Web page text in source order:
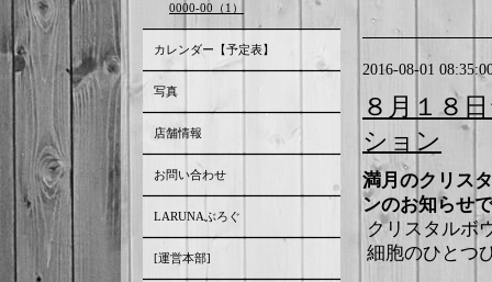
2016-08-01
８月１８
ション
満月のクリス
ンのお知らせ
クリスタルボ
細胞のひとつ
0000-00（1）
カレンダー【予定表】
写真
店舗情報
お問い合わせ
LARUNAぶろぐ
[運営本部]